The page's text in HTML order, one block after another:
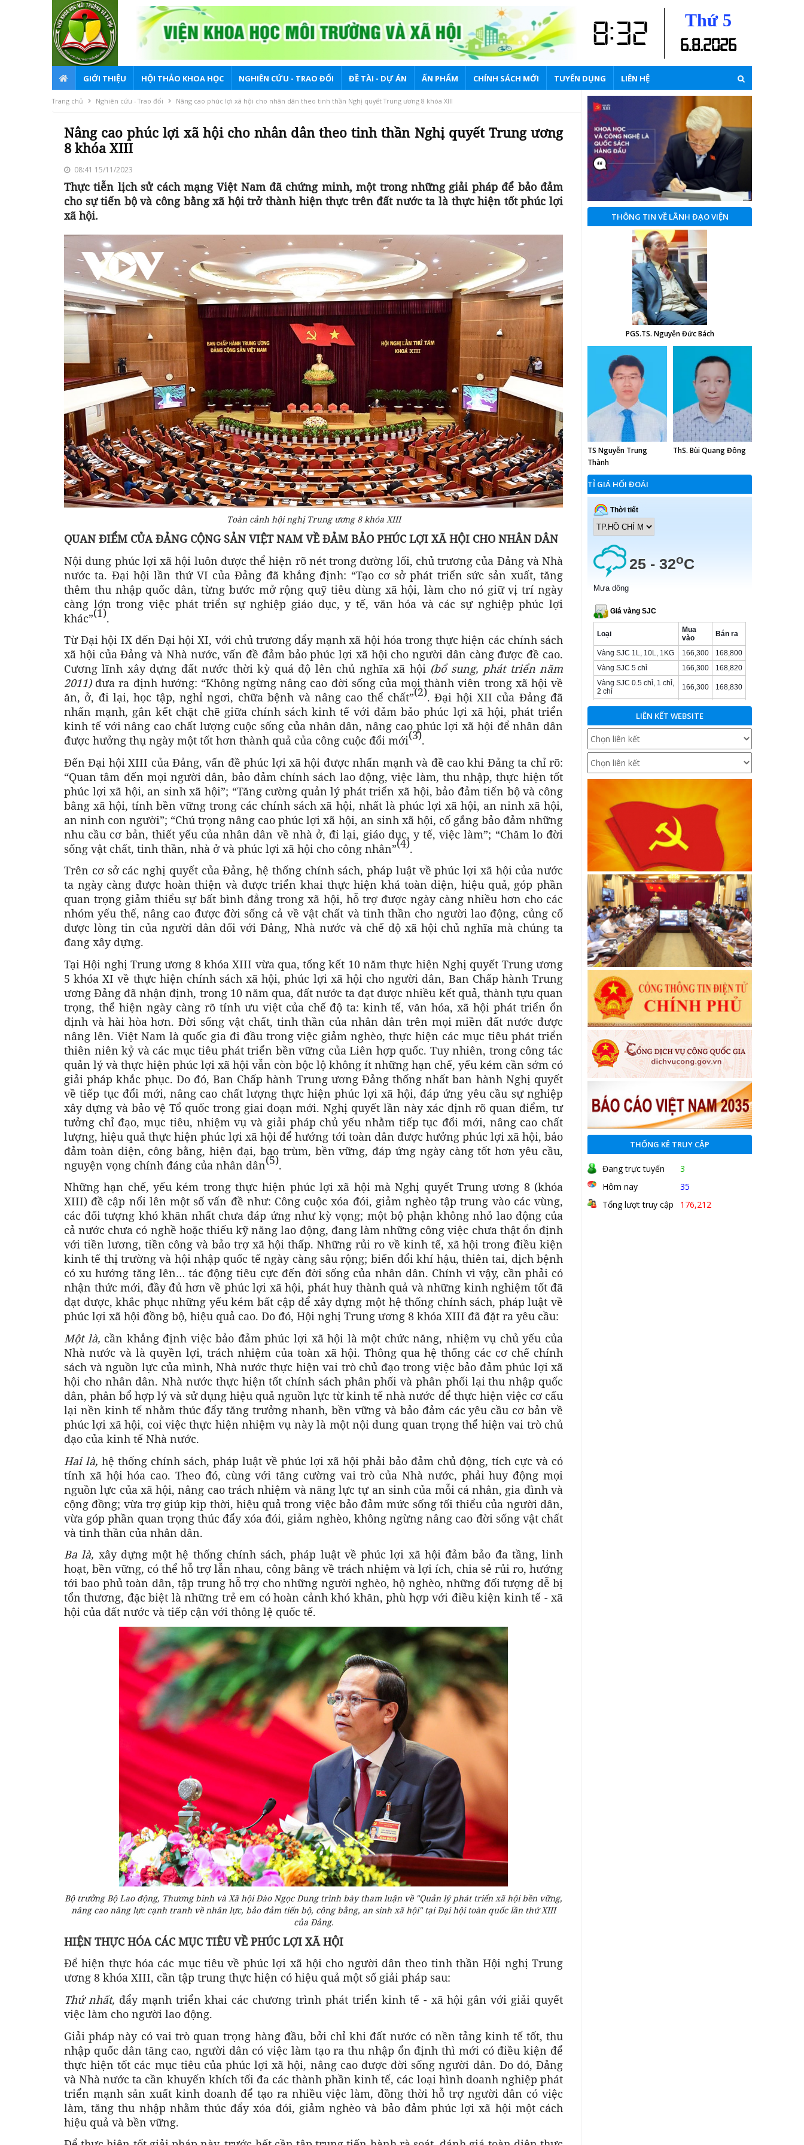
8:32 Thứ 5
6.8.2026
GIỚI THIỆU HỘI THẢO KHOA HỌC NGHIÊN CỨU - TRAO ĐỔI ĐỀ TÀI - DỰ ÁN ẤN PHẨM CHÍNH SÁCH MỚI TUYỂN DỤNG LIÊN HỆ
Trang chủ Nghiên cứu - Trao đổi Nâng cao phúc lợi xã hội cho nhân dân theo tinh thần Nghị quyết Trung ương 8 khóa XIII
Nâng cao phúc lợi xã hội cho nhân dân theo tinh thần Nghị quyết Trung ương
8 khóa XIII
08:41 15/11/2023
Thực tiễn lịch sử cách mạng Việt Nam đã chứng minh, một trong những giải pháp để bảo đảm
cho sự tiến bộ và công bằng xã hội trở thành hiện thực trên đất nước ta là thực hiện tốt phúc lợi
xã hội.
Toàn cảnh hội nghị Trung ương 8 khóa XIII
QUAN ĐIỂM CỦA ĐẢNG CỘNG SẢN VIỆT NAM VỀ ĐẢM BẢO PHÚC LỢI XÃ HỘI CHO NHÂN DÂN
Nội dung phúc lợi xã hội luôn được thể hiện rõ nét trong đường lối, chủ trương của Đảng và Nhà
nước ta. Đại hội lần thứ VI của Đảng đã khẳng định: “Tạo cơ sở phát triển sức sản xuất, tăng
thêm thu nhập quốc dân, từng bước mở rộng quỹ tiêu dùng xã hội, làm cho nó giữ vị trí ngày
càng lớn trong việc phát triển sự nghiệp giáo dục, y tế, văn hóa và các sự nghiệp phúc lợi
khác”(1).
Từ Đại hội IX đến Đại hội XI, với chủ trương đẩy mạnh xã hội hóa trong thực hiện các chính sách
xã hội của Đảng và Nhà nước, vấn đề đảm bảo phúc lợi xã hội cho người dân càng được đề cao.
Cương lĩnh xây dựng đất nước thời kỳ quá độ lên chủ nghĩa xã hội (bổ sung, phát triển năm
2011) đưa ra định hướng: “Không ngừng nâng cao đời sống của mọi thành viên trong xã hội về
ăn, ở, đi lại, học tập, nghỉ ngơi, chữa bệnh và nâng cao thể chất”(2). Đại hội XII của Đảng đã
nhấn mạnh, gắn kết chặt chẽ giữa chính sách kinh tế với đảm bảo phúc lợi xã hội, phát triển
kinh tế với nâng cao chất lượng cuộc sống của nhân dân, nâng cao phúc lợi xã hội để nhân dân
được hưởng thụ ngày một tốt hơn thành quả của công cuộc đổi mới(3).
Đến Đại hội XIII của Đảng, vấn đề phúc lợi xã hội được nhấn mạnh và đề cao khi Đảng ta chỉ rõ:
“Quan tâm đến mọi người dân, bảo đảm chính sách lao động, việc làm, thu nhập, thực hiện tốt
phúc lợi xã hội, an sinh xã hội”; “Tăng cường quản lý phát triển xã hội, bảo đảm tiến bộ và công
bằng xã hội, tính bền vững trong các chính sách xã hội, nhất là phúc lợi xã hội, an ninh xã hội,
an ninh con người”; “Chú trọng nâng cao phúc lợi xã hội, an sinh xã hội, cố gắng bảo đảm những
nhu cầu cơ bản, thiết yếu của nhân dân về nhà ở, đi lại, giáo dục, y tế, việc làm”; “Chăm lo đời
sống vật chất, tinh thần, nhà ở và phúc lợi xã hội cho công nhân”(4).
Trên cơ sở các nghị quyết của Đảng, hệ thống chính sách, pháp luật về phúc lợi xã hội của nước
ta ngày càng được hoàn thiện và được triển khai thực hiện khá toàn diện, hiệu quả, góp phần
quan trọng giảm thiểu sự bất bình đẳng trong xã hội, hỗ trợ được ngày càng nhiều hơn cho các
nhóm yếu thế, nâng cao được đời sống cả về vật chất và tinh thần cho người lao động, củng cố
được lòng tin của người dân đối với Đảng, Nhà nước và chế độ xã hội chủ nghĩa mà chúng ta
đang xây dựng.
Tại Hội nghị Trung ương 8 khóa XIII vừa qua, tổng kết 10 năm thực hiện Nghị quyết Trung ương
5 khóa XI về thực hiện chính sách xã hội, phúc lợi xã hội cho người dân, Ban Chấp hành Trung
ương Đảng đã nhận định, trong 10 năm qua, đất nước ta đạt được nhiều kết quả, thành tựu quan
trọng, thể hiện ngày càng rõ tính ưu việt của chế độ ta: kinh tế, văn hóa, xã hội phát triển ổn
định và hài hòa hơn. Đời sống vật chất, tinh thần của nhân dân trên mọi miền đất nước được
nâng lên. Việt Nam là quốc gia đi đầu trong việc giảm nghèo, thực hiện các mục tiêu phát triển
thiên niên kỷ và các mục tiêu phát triển bền vững của Liên hợp quốc. Tuy nhiên, trong công tác
quản lý và thực hiện phúc lợi xã hội vẫn còn bộc lộ không ít những hạn chế, yếu kém cần sớm có
giải pháp khắc phục. Do đó, Ban Chấp hành Trung ương Đảng thống nhất ban hành Nghị quyết
về tiếp tục đổi mới, nâng cao chất lượng thực hiện phúc lợi xã hội, đáp ứng yêu cầu sự nghiệp
xây dựng và bảo vệ Tổ quốc trong giai đoạn mới. Nghị quyết lần này xác định rõ quan điểm, tư
tưởng chỉ đạo, mục tiêu, nhiệm vụ và giải pháp chủ yếu nhằm tiếp tục đổi mới, nâng cao chất
lượng, hiệu quả thực hiện phúc lợi xã hội để hướng tới toàn dân được hưởng phúc lợi xã hội, bảo
đảm toàn diện, công bằng, hiện đại, bao trùm, bền vững, đáp ứng ngày càng tốt hơn yêu cầu,
nguyện vọng chính đáng của nhân dân(5).
Những hạn chế, yếu kém trong thực hiện phúc lợi xã hội mà Nghị quyết Trung ương 8 (khóa
XIII) đề cập nổi lên một số vấn đề như: Công cuộc xóa đói, giảm nghèo tập trung vào các vùng,
các đối tượng khó khăn nhất chưa đáp ứng như kỳ vọng; một bộ phận không nhỏ lao động của
cả nước chưa có nghề hoặc thiếu kỹ năng lao động, đang làm những công việc chưa thật ổn định
với tiền lương, tiền công và bảo trợ xã hội thấp. Những rủi ro về kinh tế, xã hội trong điều kiện
kinh tế thị trường và hội nhập quốc tế ngày càng sâu rộng; biến đổi khí hậu, thiên tai, dịch bệnh
có xu hướng tăng lên… tác động tiêu cực đến đời sống của nhân dân. Chính vì vậy, cần phải có
nhận thức mới, đầy đủ hơn về phúc lợi xã hội, phát huy thành quả và những kinh nghiệm tốt đã
đạt được, khắc phục những yếu kém bất cập để xây dựng một hệ thống chính sách, pháp luật về
phúc lợi xã hội đồng bộ, hiệu quả cao. Do đó, Hội nghị Trung ương 8 khóa XIII đã đặt ra yêu cầu:
Một là, cần khẳng định việc bảo đảm phúc lợi xã hội là một chức năng, nhiệm vụ chủ yếu của
Nhà nước và là quyền lợi, trách nhiệm của toàn xã hội. Thông qua hệ thống các cơ chế chính
sách và nguồn lực của mình, Nhà nước thực hiện vai trò chủ đạo trong việc bảo đảm phúc lợi xã
hội cho nhân dân. Nhà nước thực hiện tốt chính sách phân phối và phân phối lại thu nhập quốc
dân, phân bổ hợp lý và sử dụng hiệu quả nguồn lực từ kinh tế nhà nước để thực hiện việc cơ cấu
lại nền kinh tế nhằm thúc đẩy tăng trưởng nhanh, bền vững và bảo đảm các yêu cầu cơ bản về
phúc lợi xã hội, coi việc thực hiện nhiệm vụ này là một nội dung quan trọng thể hiện vai trò chủ
đạo của kinh tế Nhà nước.
Hai là, hệ thống chính sách, pháp luật về phúc lợi xã hội phải bảo đảm chủ động, tích cực và có
tính xã hội hóa cao. Theo đó, cùng với tăng cường vai trò của Nhà nước, phải huy động mọi
nguồn lực của xã hội, nâng cao trách nhiệm và năng lực tự an sinh của mỗi cá nhân, gia đình và
cộng đồng; vừa trợ giúp kịp thời, hiệu quả trong việc bảo đảm mức sống tối thiểu của người dân,
vừa góp phần quan trọng thúc đẩy xóa đói, giảm nghèo, không ngừng nâng cao đời sống vật chất
và tinh thần của nhân dân.
Ba là, xây dựng một hệ thống chính sách, pháp luật về phúc lợi xã hội đảm bảo đa tầng, linh
hoạt, bền vững, có thể hỗ trợ lẫn nhau, công bằng về trách nhiệm và lợi ích, chia sẻ rủi ro, hướng
tới bao phủ toàn dân, tập trung hỗ trợ cho những người nghèo, hộ nghèo, những đối tượng dễ bị
tổn thương, đặc biệt là những trẻ em có hoàn cảnh khó khăn, phù hợp với điều kiện kinh tế - xã
hội của đất nước và tiếp cận với thông lệ quốc tế.
Bộ trưởng Bộ Lao động, Thương binh và Xã hội Đào Ngọc Dung trình bày tham luận về "Quản lý phát triển xã hội bền vững,
nâng cao năng lực cạnh tranh về nhân lực, bảo đảm tiến bộ, công bằng, an sinh xã hội" tại Đại hội toàn quốc lần thứ XIII
của Đảng.
HIỆN THỰC HÓA CÁC MỤC TIÊU VỀ PHÚC LỢI XÃ HỘI
Để hiện thực hóa các mục tiêu về phúc lợi xã hội cho người dân theo tinh thần Hội nghị Trung
ương 8 khóa XIII, cần tập trung thực hiện có hiệu quả một số giải pháp sau:
Thứ nhất, đẩy mạnh triển khai các chương trình phát triển kinh tế - xã hội gắn với giải quyết
việc làm cho người lao động.
Giải pháp này có vai trò quan trọng hàng đầu, bởi chỉ khi đất nước có nền tảng kinh tế tốt, thu
nhập quốc dân tăng cao, người dân có việc làm tạo ra thu nhập ổn định thì mới có điều kiện để
thực hiện tốt các mục tiêu của phúc lợi xã hội, nâng cao được đời sống người dân. Do đó, Đảng
và Nhà nước ta cần khuyến khích tối đa các thành phần kinh tế, các loại hình doanh nghiệp phát
triển mạnh sản xuất kinh doanh để tạo ra nhiều việc làm, đồng thời hỗ trợ người dân có việc
làm, tăng thu nhập nhằm thúc đẩy xóa đói, giảm nghèo và bảo đảm phúc lợi xã hội một cách
hiệu quả và bền vững.
THÔNG TIN VỀ LÃNH ĐẠO VIỆN
PGS.TS. Nguyễn Đức Bách
TS Nguyễn Trung
Thành
ThS. Bùi Quang Đông
TỈ GIÁ HỐI ĐOÁI
LIÊN KẾT WEBSITE
THỐNG KÊ TRUY CẬP
Đang trực tuyến
3
Hôm nay
35
Tổng lượt truy cập
176,212